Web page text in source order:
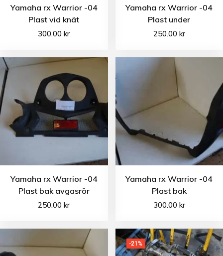
Yamaha rx Warrior -04
Plast vid knät
300.00kr
Yamaha rx Warrior -04
Plast under
250.00 kr
Yamaha rx Warrior -04
Plast bak avgasrör
250.00kr
Yamaha rx Warrior -04
Plast bak
300.00 kr
-21%